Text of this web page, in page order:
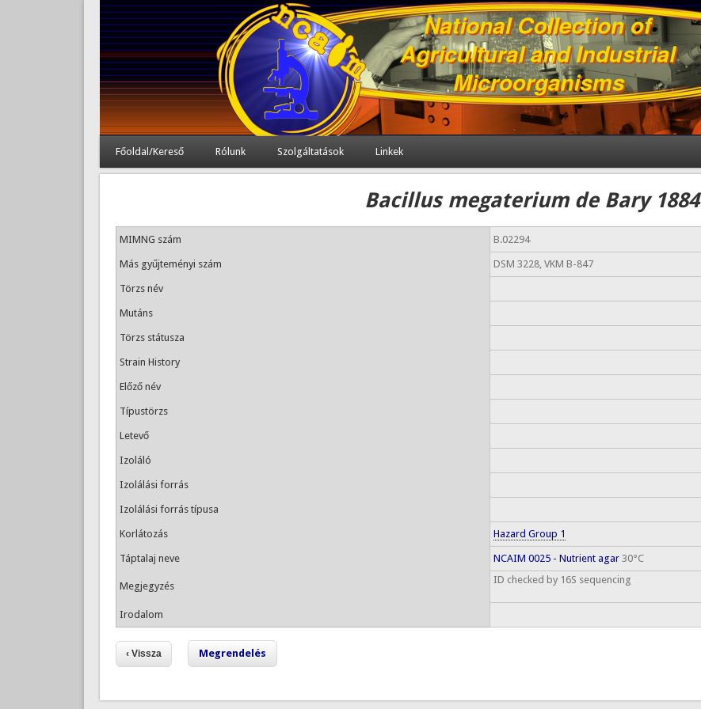
Főoldal/Kereső Rólunk Szolgáltatások Linkek
Bacillus megaterium de Bary 1884
MIMNG szám B.02294
Más gyűjteményi szám DSM 3228, VKM B-847
Törzs név
Mutáns
Törzs státusza
Strain History
Előző név
Típustörzs
Letevő
Izoláló
Izolálási forrás
Izolálási forrás típusa
Korlátozás Hazard Group 1
Táptalaj neve NCAIM 0025 - Nutrient agar30°C
Megjegyzés
ID checked by 16S sequencing
Irodalom
Megrendelés